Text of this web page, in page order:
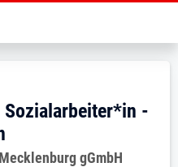
Startseite
/
/
-
gGmbH